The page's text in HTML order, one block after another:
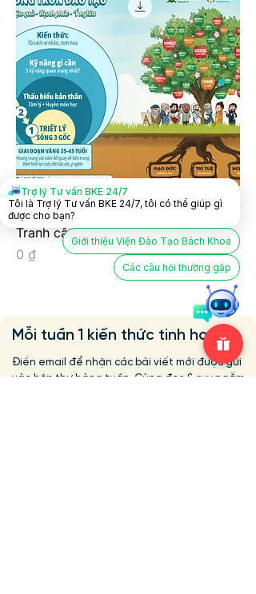
Tranh cây 3 gốc
Giá
0 ₫
Mỗi tuần 1 kiến thức tinh hoa
Điền email để nhận các bài viết mới được gửi
vào hộp thư hàng tuần. Cùng đọc & suy ngẫm
Trợ lý Tư vấn BKE 24/7
Tôi là Trợ lý Tư vấn BKE 24/7, tôi có thể giúp gì
được cho bạn?
Giới thiệu Viện Đào Tạo Bách Khoa
Các câu hỏi thường gặp